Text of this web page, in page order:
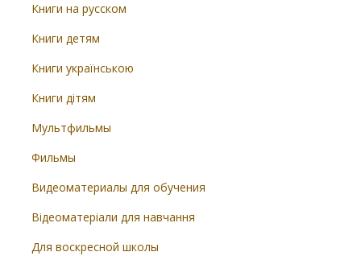
Книги на русском
Книги детям
Книги українською
Книги дітям
Мультфильмы
Фильмы
Видеоматериалы для обучения
Відеоматеріали для навчання
Для воскресной школы